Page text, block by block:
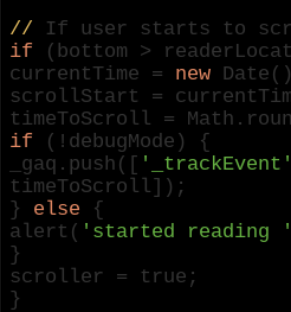
// If user starts to
if (bottom >
currentTime = new
scrollStart =
timeToScroll =
if (!debugMode) {
_gaq.push([ '_trackEvent'
timeToScroll]);
} else {
alert( 'started reading '
}
scroller = true ;
}